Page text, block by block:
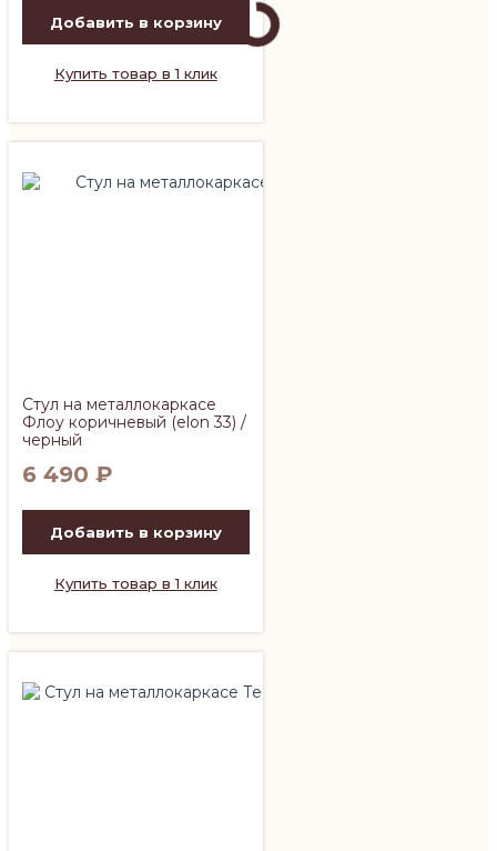
Добавить в корзину
Купить товар в 1 клик
Стул на металлокаркасе
Флоу коричневый (elon 33) /
черный
6 490 ₽
Добавить в корзину
Купить товар в 1 клик